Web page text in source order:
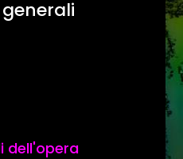
dell'opera